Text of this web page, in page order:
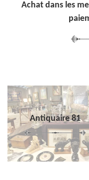
Achat dans les
Antiquaire 81